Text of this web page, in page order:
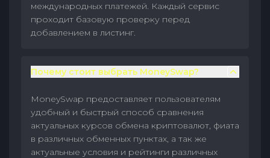
международных платежей. Каждый сервис
проходит базовую проверку перед
добавлением в листинг.
Почему стоит выбрать MoneySwap?
MoneySwap предоставляет пользователям
удобный и быстрый способ сравнения
актуальных курсов обмена криптовалют, фиата
в различных обменных пунктах, а так же
актуальные условия и рейтинги различных